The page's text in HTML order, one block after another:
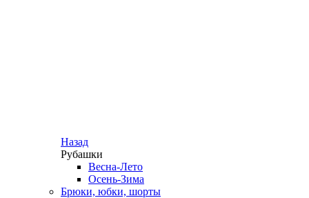
Назад
Рубашки
Весна-Лето
Осень-Зима
Брюки, юбки, шорты